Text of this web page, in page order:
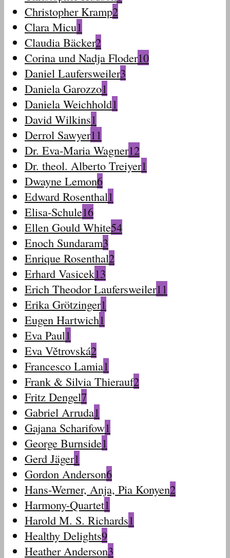
Christopher Kramp2
Clara Micu1
Claudia Bäcker2
Corina und Nadja Floder10
Daniel Laufersweiler3
Daniela Garozzo1
Daniela Weichhold1
David Wilkins1
Derrol Sawyer11
Dr. Eva-Maria Wagner12
Dr. theol. Alberto Treiyer1
Dwayne Lemon6
Edward Rosenthal1
Elisa-Schule16
Ellen Gould White54
Enoch Sundaram3
Enrique Rosenthal2
Erhard Vasicek13
Erich Theodor Laufersweiler11
Erika Grötzinger1
Eugen Hartwich1
Eva Paul1
Eva Větrovská2
Francesco Lamia1
Frank & Silvia Thierauf2
Fritz Dengel7
Gabriel Arruda1
Gajana Scharifow1
George Burnside1
Gerd Jäger1
Gordon Anderson6
Hans-Werner, Anja, Pia Konyen2
Harmony-Quartet1
Harold M. S. Richards1
Healthy Delights9
Heather Anderson3